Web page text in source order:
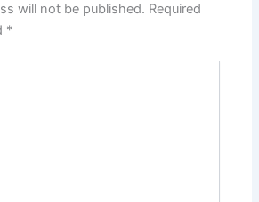
will not be published. Required
*